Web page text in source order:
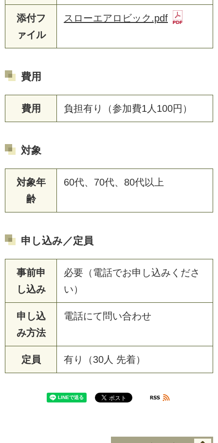
添付フ
ァイル
スローエアロビック.pdf
費用
費用 負担有り（参加費1人100円）
対象
対象年
齢
60代、70代、80代以上
申し込み／定員
事前申
し込み
必要（電話でお申し込みくださ
い）
申し込
み方法
電話にて問い合わせ
定員 有り（30人 先着）